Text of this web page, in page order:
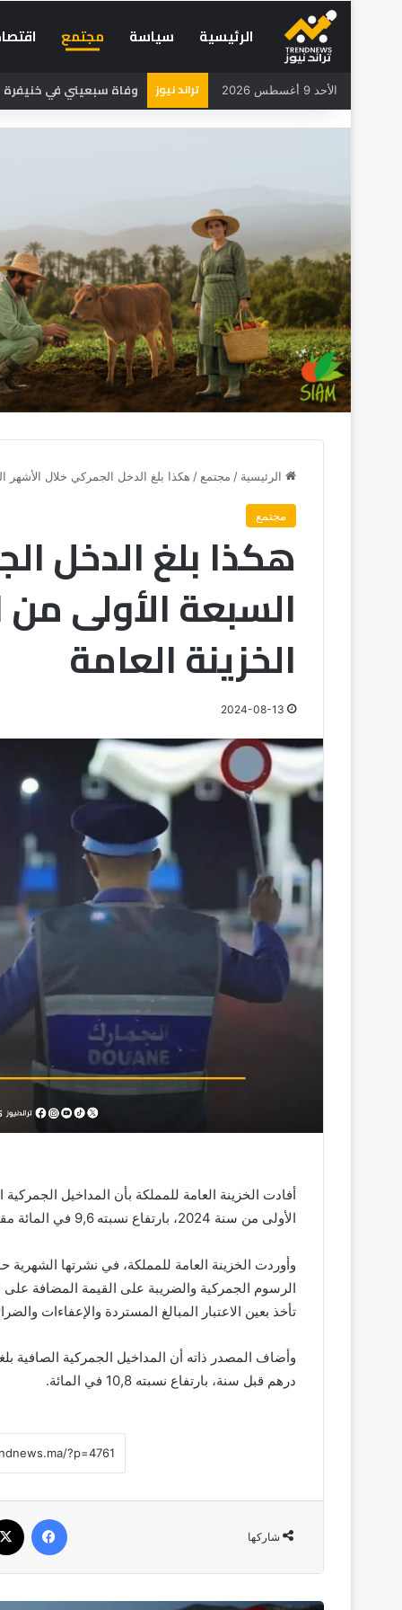
الرئيسية سياسة مجتمع
الأحد 9 أغسطس 2026 تراند نيوز وفاة سبعيني في خنيفرة
الرئيسية / مجتمع / هكذا بلغ الدخل الجمركي خلال الأشهر
مجتمع
هكذا بلغ الدخل
السبعة الأولى
الخزينة العامة
2024-08-13
الأولى من سنة 2024، بارتفاع نسبته 9,6 في المائة مقارنة بالفترة ذاتها من السنة الماضية.
وأوردت الخزينة العامة للمملكة، في نشرتها الشهرية
الرسوم الجمركية والضريبة على القيمة المضافة على
تأخذ بعين الاعتبار المبالغ المستردة والإعفاءات والضرائب
درهم قبل سنة، بارتفاع نسبته 10,8 في المائة.
شاركها